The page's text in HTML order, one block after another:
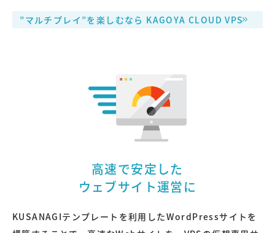
”マルチプレイ”を楽しむなら KAGOYA CLOUD VPS
高速で安定した
ウェブサイト運営に
KUSANAGIテンプレートを利用したWordPressサイトを